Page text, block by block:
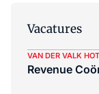
Vacatures
VAN DER VALK
Revenue